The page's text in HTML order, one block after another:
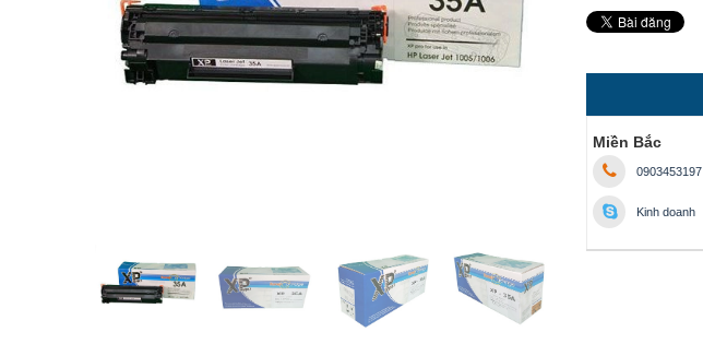
Miền Bắc
0903453197
Kinh doanh